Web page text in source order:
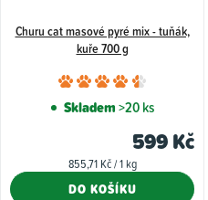
Churu cat masové pyré mix - tuňák,
kuře 700 g
Průměrné
hodnocení
je
4,7
Skladem>20 ks
599 Kč
Měrná
855,71 Kč / 1 kg
DO KOŠÍKU